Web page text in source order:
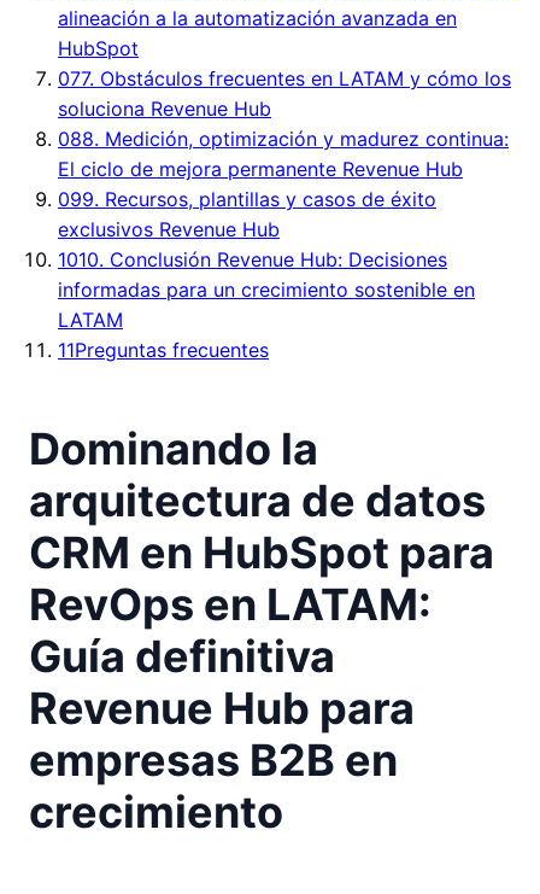
alineación a la automatización avanzada en
HubSpot
077. Obstáculos frecuentes en LATAM y cómo los
soluciona Revenue Hub
088. Medición, optimización y madurez continua:
El ciclo de mejora permanente Revenue Hub
099. Recursos, plantillas y casos de éxito
exclusivos Revenue Hub
1010. Conclusión Revenue Hub: Decisiones
informadas para un crecimiento sostenible en
LATAM
11Preguntas frecuentes
Dominando la
arquitectura de datos
CRM en HubSpot para
RevOps en LATAM:
Guía definitiva
Revenue Hub para
empresas B2B en
crecimiento